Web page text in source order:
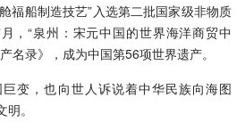
福船制造技艺”入选第二批国家级非物质
，“泉州：宋元中国的世界海洋商贸中
名录》，成为中国第56项世界遗产。
变，也向世人诉说着中华民族向海图
。